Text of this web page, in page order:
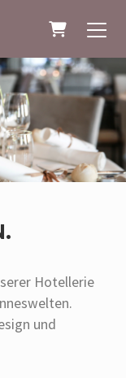
Hotellerie
und